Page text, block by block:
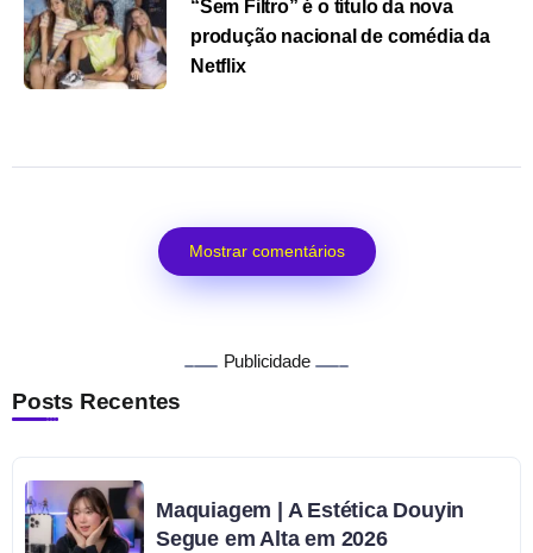
“Sem Filtro” é o título da nova
produção nacional de comédia da
Netflix
Mostrar comentários
Publicidade
Posts Recentes
Maquiagem | A Estética Douyin
Segue em Alta em 2026